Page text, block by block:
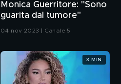
Monica Guerritore: "Sono
guarita dal tumore"
04 nov 2023 | Canale 5
3 MIN